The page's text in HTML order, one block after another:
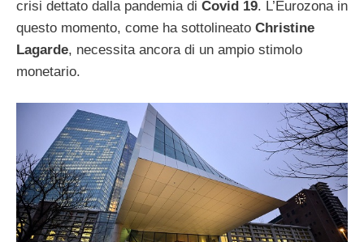
crisi dettato dalla pandemia di Covid 19. L’Eurozona in
questo momento, come ha sottolineato Christine
Lagarde, necessita ancora di un ampio stimolo
monetario.